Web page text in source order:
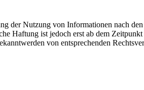
der Nutzung von Informationen nach den
Haftung ist jedoch erst ab dem
von entsprechenden